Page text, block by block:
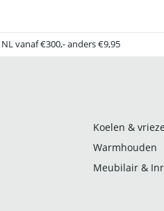
vanaf €300,- anders €9,95
Koelen &
Warmhouden
Meubilair &